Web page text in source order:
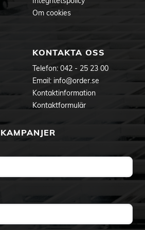
anslutning
Om cookies
KONTAKTA OSS
Telefon: 042 - 25 23 00
Email: info@order.se
Kontaktinformation
Kontaktformulär